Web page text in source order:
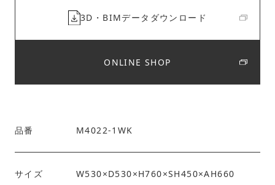
3D・BIMデータダウンロード
ONLINE SHOP
品番 M4022-1WK
サイズ
W530×D530×H760×SH450×AH660